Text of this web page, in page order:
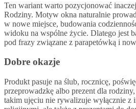
Ten wariant warto pozycjonować
Rodziny. Motyw okna naturalnie
w nowe miejsce, budowania
widoku na wspólne życie. Dlatego jest
pod frazy związane z parapetówką i
Dobre okazje
Produkt pasuje na ślub, rocznicę,
przeprowadzkę albo prezent dla
takim ujęciu nie rywalizuje wyłącznie z